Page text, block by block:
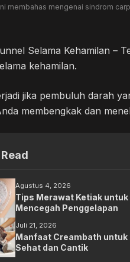
membahas mengenai sindrom
Selama Kehamilan –
kehamilan.
jika pembuluh darah
membengkak dan
Agustus 4, 2026
Tips Merawat Ketiak untuk
Mencegah Penggelapan
Juli 21, 2026
Manfaat Creambath untuk
Sehat dan Cantik